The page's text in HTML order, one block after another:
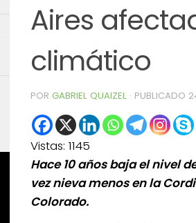
Aires
climático
POR GABRIEL QUAIZEL · PUBLICADO
Vistas: 1145
Hace 10 años baja el nivel
vez nieva menos en la
Colorado.